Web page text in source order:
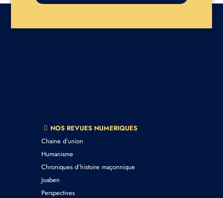
NOS REVUES NUMERIQUES
Chaine d’union
Humanisme
Chroniques d’histoire maçonnique
Joaben
Perspectives